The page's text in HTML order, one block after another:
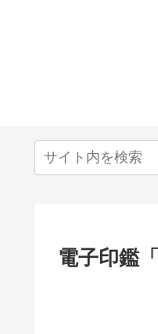
電子印鑑